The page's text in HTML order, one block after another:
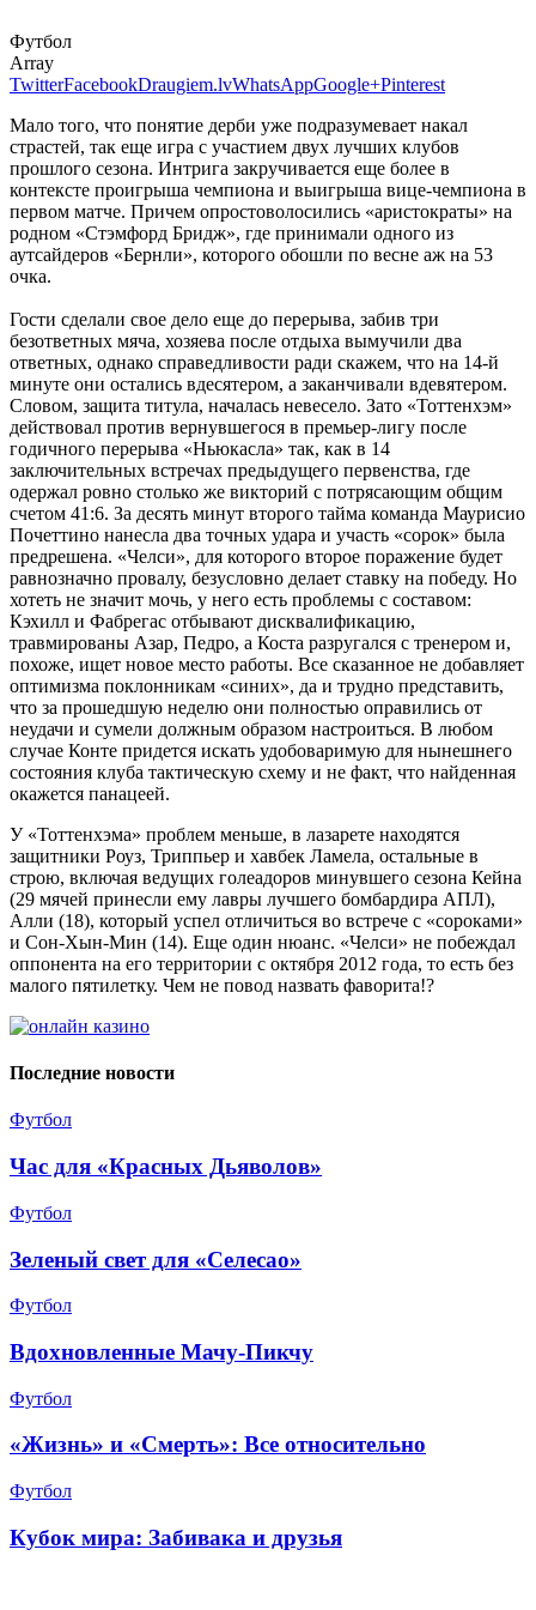
Футбол
Array
TwitterFacebookDraugiem.lvWhatsAppGoogle+Pinterest
Мало того, что понятие дерби уже подразумевает накал
страстей, так еще игра с участием двух лучших клубов
прошлого сезона. Интрига закручивается еще более в
контексте проигрыша чемпиона и выигрыша вице-чемпиона в
первом матче. Причем опростоволосились «аристократы» на
родном «Стэмфорд Бридж», где принимали одного из
аутсайдеров «Бернли», которого обошли по весне аж на 53
очка.
Гости сделали свое дело еще до перерыва, забив три
безответных мяча, хозяева после отдыха вымучили два
ответных, однако справедливости ради скажем, что на 14-й
минуте они остались вдесятером, а заканчивали вдевятером.
Словом, защита титула, началась невесело. Зато «Тоттенхэм»
действовал против вернувшегося в премьер-лигу после
годичного перерыва «Ньюкасла» так, как в 14
заключительных встречах предыдущего первенства, где
одержал ровно столько же викторий с потрясающим общим
счетом 41:6. За десять минут второго тайма команда Маурисио
Почеттино нанесла два точных удара и участь «сорок» была
предрешена. «Челси», для которого второе поражение будет
равнозначно провалу, безусловно делает ставку на победу. Но
хотеть не значит мочь, у него есть проблемы с составом:
Кэхилл и Фабрегас отбывают дисквалификацию,
травмированы Азар, Педро, а Коста разругался с тренером и,
похоже, ищет новое место работы. Все сказанное не добавляет
оптимизма поклонникам «синих», да и трудно представить,
что за прошедшую неделю они полностью оправились от
неудачи и сумели должным образом настроиться. В любом
случае Конте придется искать удобоваримую для нынешнего
состояния клуба тактическую схему и не факт, что найденная
окажется панацеей.
У «Тоттенхэма» проблем меньше, в лазарете находятся
защитники Роуз, Триппьер и хавбек Ламела, остальные в
строю, включая ведущих голеадоров минувшего сезона Кейна
(29 мячей принесли ему лавры лучшего бомбардира АПЛ),
Алли (18), который успел отличиться во встрече с «сороками»
и Сон-Хын-Мин (14). Еще один нюанс. «Челси» не побеждал
оппонента на его территории с октября 2012 года, то есть без
малого пятилетку. Чем не повод назвать фаворита!?
Последние новости
Футбол
Час для «Красных Дьяволов»
Футбол
Зеленый свет для «Селесао»
Футбол
Вдохновленные Мачу-Пикчу
Футбол
«Жизнь» и «Смерть»: Все относительно
Футбол
Кубок мира: Забивака и друзья